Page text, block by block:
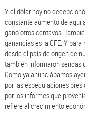
Y el dólar hoy no
constante aumento de aquí
ganó otros centavos.
ganancias es la CFE. Y
desde el país de origen de
también informaron sendas
Como ya anunciábamos
por las especulaciones
por los informes que
refiere al crecimiento